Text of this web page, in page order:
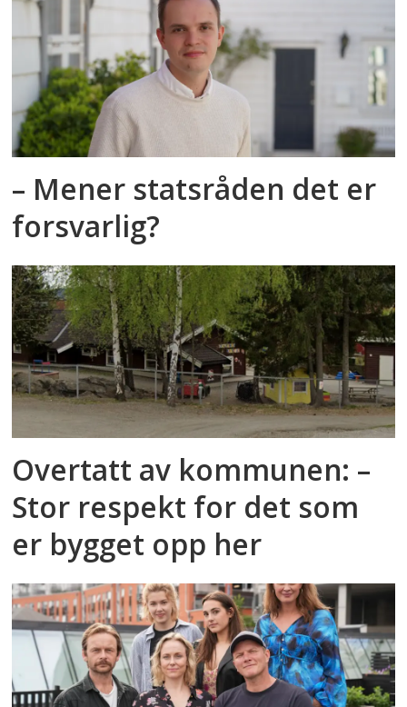
– Mener statsråden det er
forsvarlig?
Overtatt av kommunen: –
Stor respekt for det som
er bygget opp her